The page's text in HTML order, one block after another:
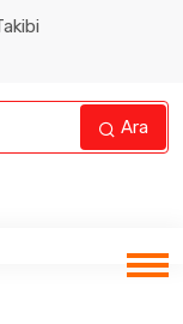
Ara